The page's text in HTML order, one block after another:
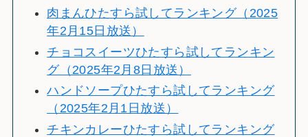
肉まんひたすら試してランキング（2025
年2月15日放送）
チョコスイーツひたすら試してランキン
グ（2025年2月8日放送）
ハンドソープひたすら試してランキング
（2025年2月1日放送）
チキンカレーひたすら試してランキング